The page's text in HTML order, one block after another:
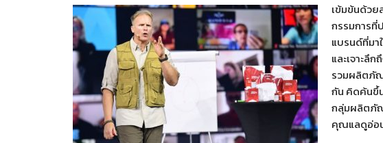
เข้มข้นด้ว
กรรมการที่
แบรนด์ที่ม
และเจาะลึ
รวมผลิตภั
กัน คิดค้นขึ้
กลุ่มผลิตภั
คุณแลดูอ่อน